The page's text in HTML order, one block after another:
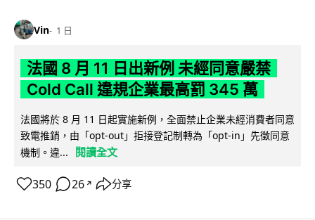
Vin 1 日
法國 8 月 11 日出新例 未經同意嚴禁
Cold Call 違規企業最高罰 345 萬
法國將於 8 月 11 日起實施新例，全面禁止企業未經消費者同意
致電推銷，由「opt-out」拒接登記制轉為「opt-in」先徵同意
機制。違...
閱讀全文
350 26 ↗ 分享